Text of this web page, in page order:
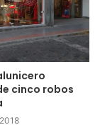
cinco robos